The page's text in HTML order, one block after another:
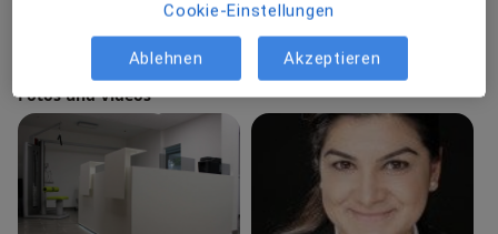
Personaltraining
Bioelektrische Impedanzanalyse
Betriebliches Gesundheitsmanagement
Konsultationsformate
PersönlichStandorte anzeigen (1)
Fotos und Videos
Cookie-Einstellungen
Ablehnen Akzeptieren